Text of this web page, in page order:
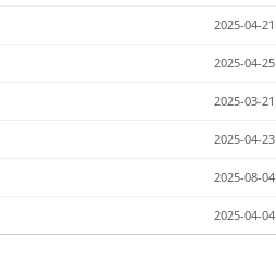
2025-04-21
2025-04-25
2025-03-21
2025-04-23
2025-08-04
2025-04-04